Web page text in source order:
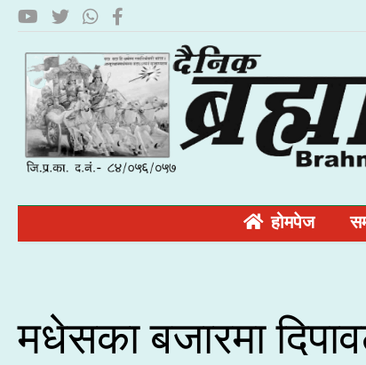
होमपेज
मधेसका बजारमा